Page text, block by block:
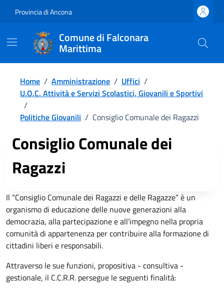
Provincia di Ancona
Comune di Falconara
Marittima
Home / Amministrazione / Uffici /
U.O.C. Attività e Servizi Scolastici, Giovanili e Sportivi
/
Politiche Giovanili / Consiglio Comunale dei Ragazzi
Consiglio Comunale dei
Ragazzi
Il “Consiglio Comunale dei Ragazzi e delle Ragazze” è un
organismo di educazione delle nuove generazioni alla
democrazia, alla partecipazione e all’impegno nella propria
comunità di appartenenza per contribuire alla formazione di
cittadini liberi e responsabili.
Attraverso le sue funzioni, propositiva - consultiva -
gestionale, il C.C.R.R. persegue le seguenti finalità: